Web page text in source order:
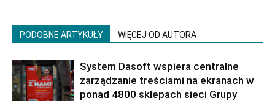
PODOBNE ARTYKUŁY WIĘCEJ OD AUTORA
System Dasoft wspiera centralne
zarządzanie treściami na ekranach w
ponad 4800 sklepach sieci Grupy